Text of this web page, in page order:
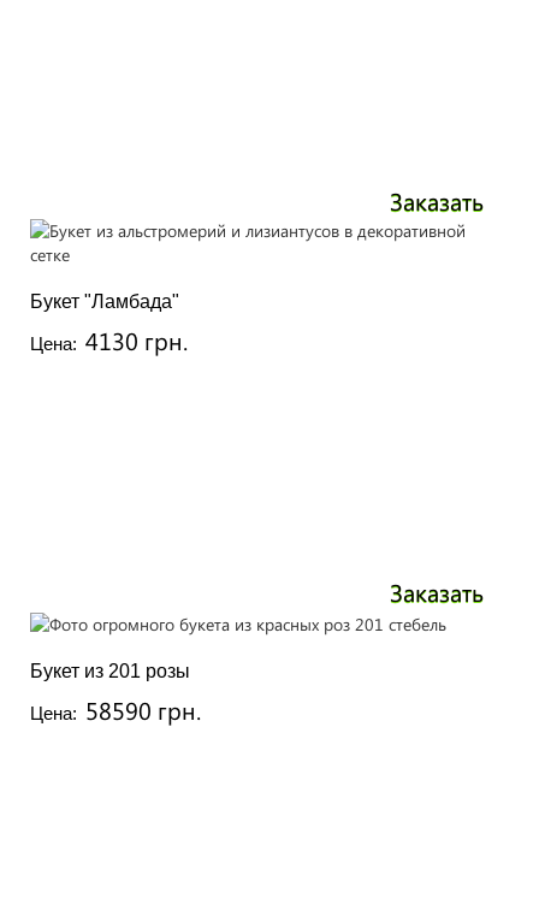
Заказать
Букет "Ламбада"
Цена: 4130 грн.
Заказать
Букет из 201 розы
Цена: 58590 грн.